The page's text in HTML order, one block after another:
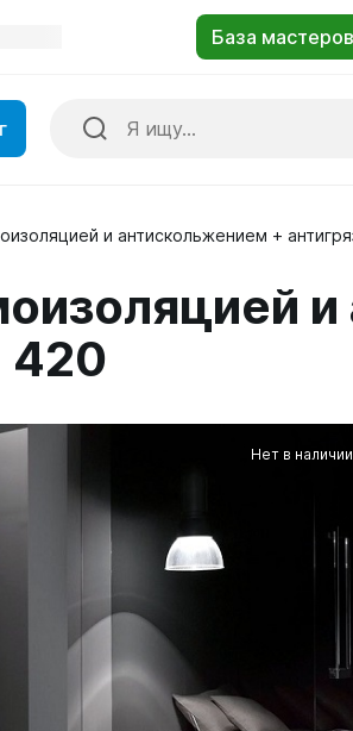
и антискольжением +
420
Нет в наличии